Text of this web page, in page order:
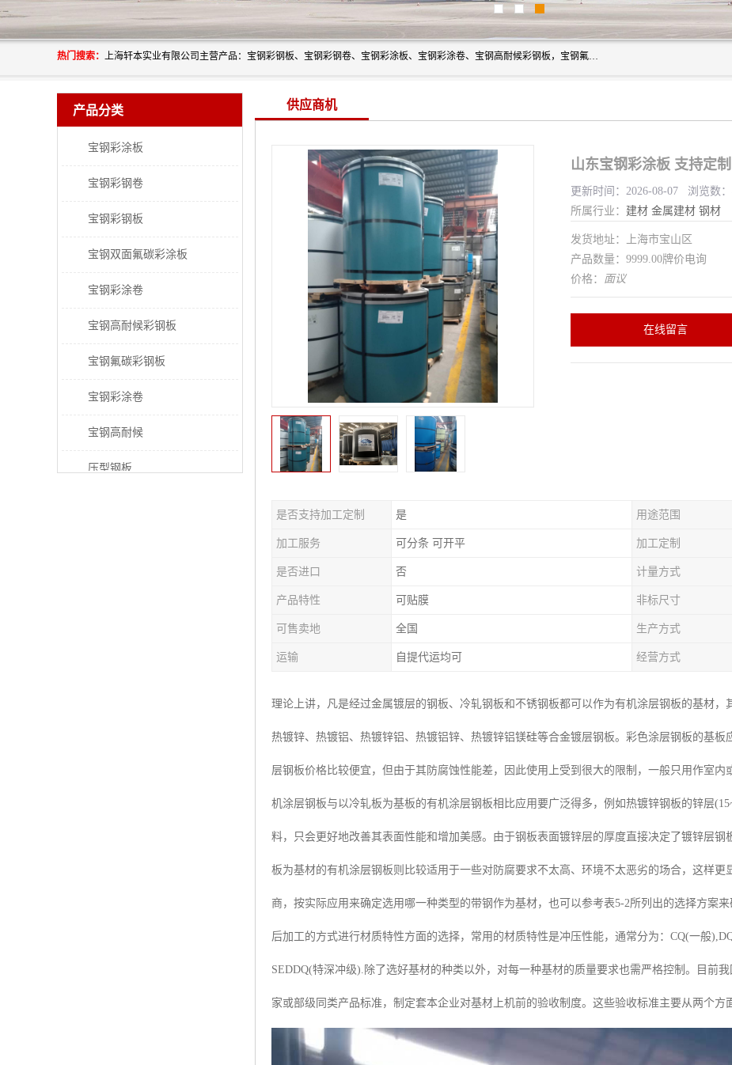
热门搜索： 上海轩本实业有限公司主营产品：宝钢彩钢板、宝钢彩钢卷、宝钢彩涂板、宝钢彩涂卷、宝钢高耐候彩钢板，宝钢氟碳彩钢板。是一家集钢铁贸易，物流、加工为一体的产业全配套公司。
产品分类
宝钢彩涂板
宝钢彩钢卷
宝钢彩钢板
宝钢双面氟碳彩涂板
宝钢彩涂卷
宝钢高耐候彩钢板
宝钢氟碳彩钢板
宝钢彩涂卷
宝钢高耐候
压型钢板
供应商机
山东宝钢彩涂板 支持定制
更新时间：2026-08-07 浏览数
所属行业： 建材 金属建材 钢材
发货地址：上海市宝山区
产品数量：9999.00牌价电询
价格： 面议
在线留言
是否支持加工定制 是 用途范围
加工服务 可分条 可开平 加工定制
是否进口 否 计量方式
产品特性 可贴膜 非标尺寸
可售卖地 全国 生产方式
运输 自提代运均可 经营方式
理论上讲，凡是经过金属镀层的钢板、冷轧钢板和不锈钢板都可以作为有机涂层钢板的基材
热镀锌、热镀铝、热镀锌铝、热镀铝锌、热镀锌铝镁硅等合金镀层钢板。彩色涂层钢板的基
层钢板价格比较便宜，但由于其防腐蚀性能差，因此使用上受到很大的限制，一般只用作室
机涂层钢板与以冷轧板为基板的有机涂层钢板相比应用要广泛得多，例如热镀锌钢板的锌层
料，只会更好地改善其表面性能和增加美感。由于钢板表面镀锌层的厚度直接决定了镀锌层钢
板为基材的有机涂层钢板则比较适用于一些对防腐要求不太高、环境不太恶劣的场合，这样
商，按实际应用来确定选用哪一种类型的带钢作为基材，也可以参考表5-2所列出的选择方案
后加工的方式进行材质特性方面的选择，常用的材质特性是冲压性能，通常分为：CQ(一般
SEDDQ(特深冲级).除了选好基材的种类以外，对每一种基材的质量要求也需严格控制。目前
家或部级同类产品标准，制定套本企业对基材上机前的验收制度。这些验收标准主要从两个方